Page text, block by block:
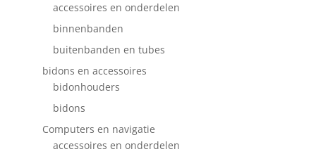
accessoires en onderdelen
binnenbanden
buitenbanden en tubes
bidons en accessoires
bidonhouders
bidons
Computers en navigatie
accessoires en onderdelen